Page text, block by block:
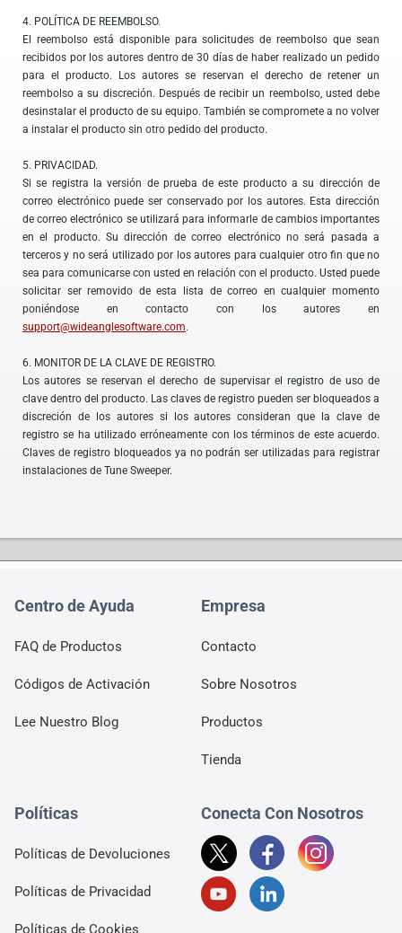
4. POLÍTICA DE REEMBOLSO.
El reembolso está disponible para solicitudes de reembolso que sean
recibidos por los autores dentro de 30 días de haber realizado un pedido
para el producto. Los autores se reservan el derecho de retener un
reembolso a su discreción. Después de recibir un reembolso, usted debe
desinstalar el producto de su equipo. También se compromete a no volver
a instalar el producto sin otro pedido del producto.
5. PRIVACIDAD.
Si se registra la versión de prueba de este producto a su dirección de
correo electrónico puede ser conservado por los autores. Esta dirección
de correo electrónico se utilizará para informarle de cambios importantes
en el producto. Su dirección de correo electrónico no será pasada a
terceros y no será utilizado por los autores para cualquier otro fin que no
sea para comunicarse con usted en relación con el producto. Usted puede
solicitar ser removido de esta lista de correo en cualquier momento
poniéndose en contacto con los autores en
support@wideanglesoftware.com.
6. MONITOR DE LA CLAVE DE REGISTRO.
Los autores se reservan el derecho de supervisar el registro de uso de
clave dentro del producto. Las claves de registro pueden ser bloqueados a
discreción de los autores si los autores consideran que la clave de
registro se ha utilizado erróneamente con los términos de este acuerdo.
Claves de registro bloqueados ya no podrán ser utilizadas para registrar
instalaciones de Tune Sweeper.
Centro de Ayuda
FAQ de Productos
Códigos de Activación
Lee Nuestro Blog
Empresa
Contacto
Sobre Nosotros
Productos
Tienda
Políticas
Políticas de Devoluciones
Políticas de Privacidad
Políticas de Cookies
Conecta Con Nosotros